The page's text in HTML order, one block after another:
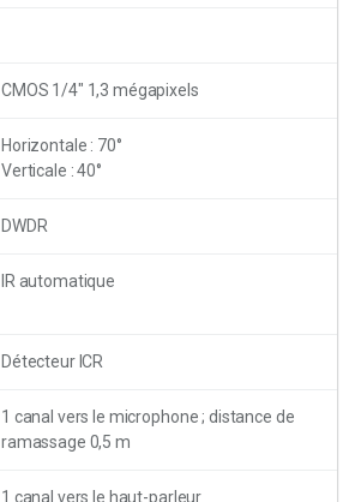
CMOS 1/4″ 1,3 mégapixels
Horizontale : 70°
Verticale : 40°
DWDR
IR automatique
Détecteur ICR
1 canal vers le microphone ; distance de
ramassage 0,5 m
1 canal vers le haut-parleur